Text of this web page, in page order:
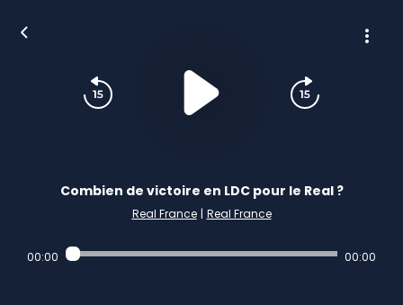
Combien de victoire en LDC pour le Real ?
Real France | Real France
00:00 00:00